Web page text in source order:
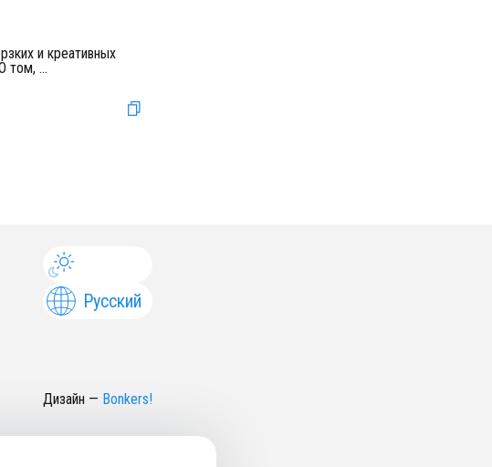
и креативных
том, ...
Русский
Дизайн — Bonkers!